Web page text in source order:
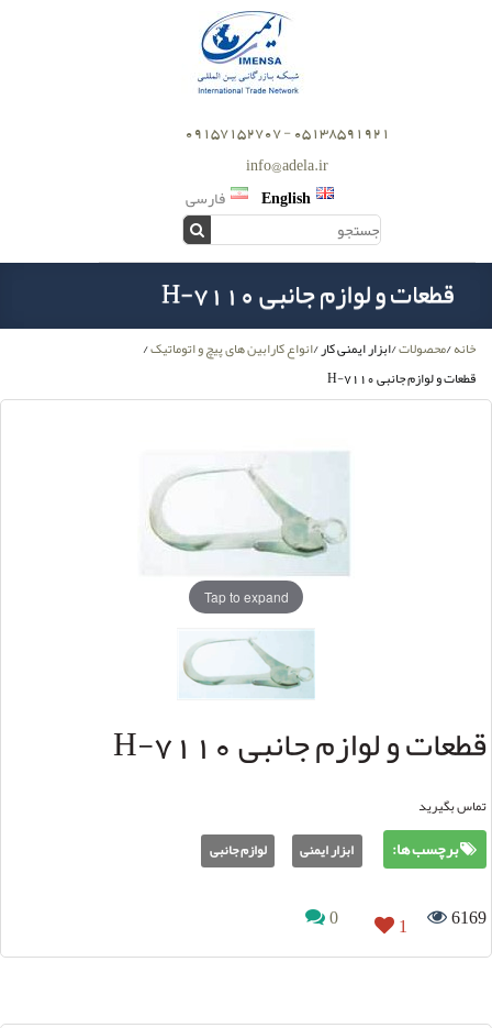
05138591921 - 09157152707
info@adela.ir
English
فارسی
قطعات و لوازم جانبی H-7110
خانه/محصولات/ابزار ایمنی کار/انواع کارابین های پیچ و اتوماتیک/
قطعات و لوازم جانبی H-7110
Tap to expand
قطعات و لوازم جانبی H-7110
تماس بگیرید
برچسب ها: ابزار ایمنی لوازم جانبی
6169
1
0